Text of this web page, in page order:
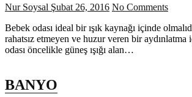
Nur Soysal Şubat 26, 2016 No Comments
Bebek odası ideal bir ışık kaynağı içinde
rahatsız etmeyen ve huzur veren bir aydınlatma
odası öncelikle güneş ışığı alan…
BANYO